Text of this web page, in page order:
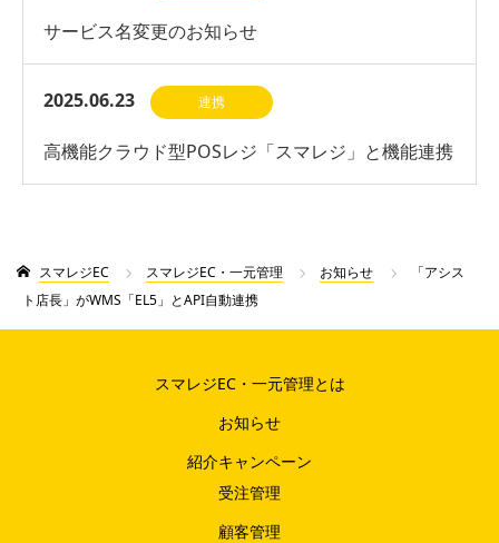
サービス名変更のお知らせ
2025.06.23 連携
高機能クラウド型POSレジ「スマレジ」と機能連携
スマレジEC スマレジEC・一元管理 お知らせ
「アシス
ト店長」がWMS「EL5」とAPI自動連携
スマレジEC・一元管理とは
お知らせ
紹介キャンペーン
受注管理
顧客管理